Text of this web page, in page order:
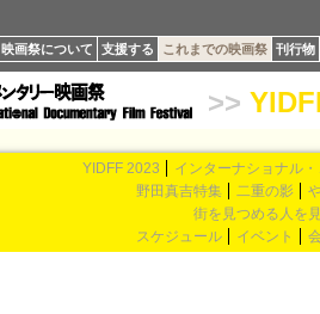
映画祭について 支援する これまでの映画祭 刊行物
>>
YIDFF 2023
インターナショナル
野田真吉特集
二重の影
街を見つめる人を
スケジュール
イベント